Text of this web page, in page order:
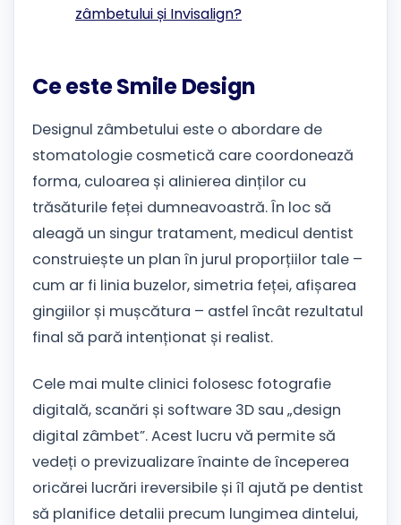
zâmbetului și Invisalign?
Ce este Smile Design
Designul zâmbetului este o abordare de
stomatologie cosmetică care coordonează
forma, culoarea și alinierea dinților cu
trăsăturile feței dumneavoastră. În loc să
aleagă un singur tratament, medicul dentist
construiește un plan în jurul proporțiilor tale –
cum ar fi linia buzelor, simetria feței, afișarea
gingiilor și mușcătura – astfel încât rezultatul
final să pară intenționat și realist.
Cele mai multe clinici folosesc fotografie
digitală, scanări și software 3D sau „design
digital zâmbet”. Acest lucru vă permite să
vedeți o previzualizare înainte de începerea
oricărei lucrări ireversibile și îl ajută pe dentist
să planifice detalii precum lungimea dintelui,